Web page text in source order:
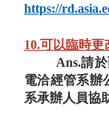
https://
10.可以臨時更
Ans.請
電洽經管系辦
系承辦人員協